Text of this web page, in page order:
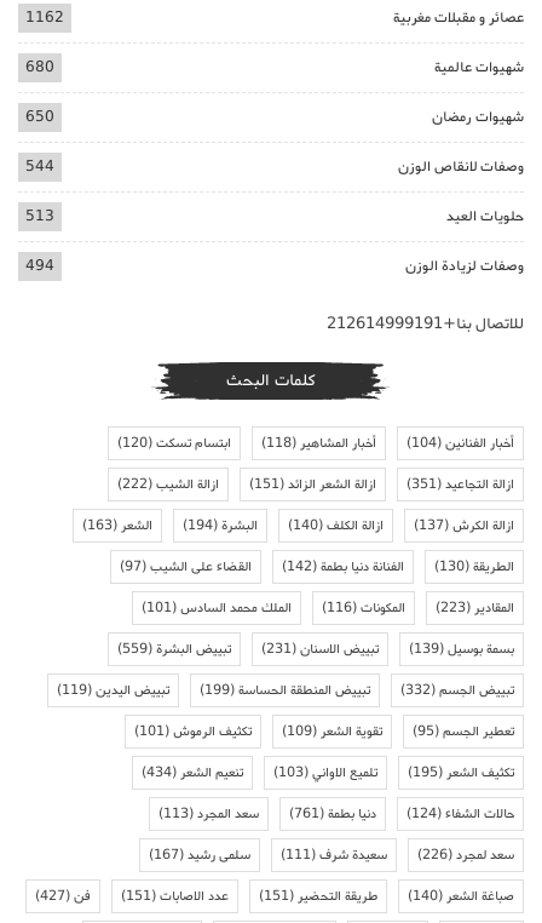
عصائر و مقبلات مغربية 1162
شهيوات عالمية 680
شهيوات رمضان 650
وصفات لانقاص الوزن 544
حلويات العيد 513
وصفات لزيادة الوزن 494
للاتصال بنا+212614999191
كلمات البحث
أخبار الفنانين(104) أخبار المشاهير(118) ابتسام تسكت(120)
ازالة التجاعيد(351) ازالة الشعر الزائد(151) ازالة الشيب(222)
ازالة الكرش(137) ازالة الكلف(140) البشرة(194) الشعر(163)
الطريقة(130) الفنانة دنيا بطمة(142) القضاء على الشيب(97)
المقادير(223) المكونات(116) الملك محمد السادس(101)
بسمة بوسيل(139) تبييض الاسنان(231) تبييض البشرة(559)
تبييض الجسم(332) تبييض المنطقة الحساسة(199) تبييض اليدين(119)
تعطير الجسم(95) تقوية الشعر(109) تكثيف الرموش(101)
تكثيف الشعر(195) تلميع الاواني(103) تنعيم الشعر(434)
حالات الشفاء(124) دنيا بطمة(761) سعد المجرد(113)
سعد لمجرد(226) سعيدة شرف(111) سلمى رشيد(167)
صباغة الشعر(140) طريقة التحضير(151) عدد الاصابات(151) فن(427)